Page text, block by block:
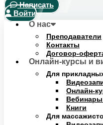
Написать
Войти
О нас
Преподаватели
Контакты
Договор-
Онлайн-курсы и
Для
Онлайн-
Вебинары
Книги
Для